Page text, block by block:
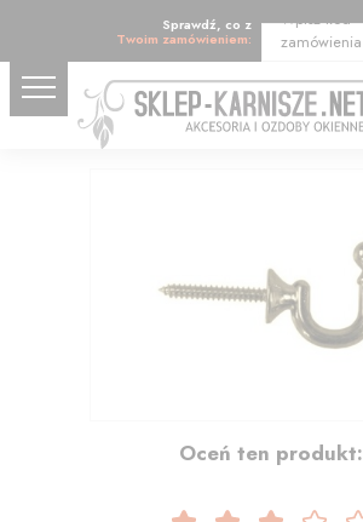
Sprawdź, co z
Twoim zamówieniem:
Wpisz kod
zamówienia
Oceń ten produkt: